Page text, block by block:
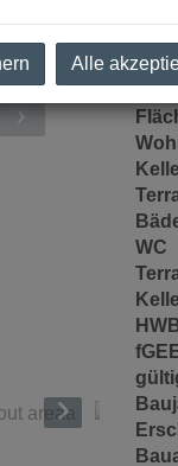
mit Essplatz
WC
Alle